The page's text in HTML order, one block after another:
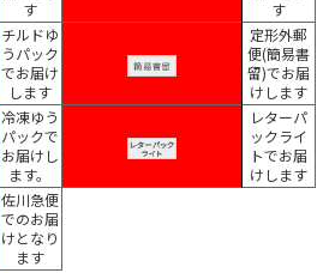
す
す
チルドゆ
うパック
でお届け
します
定形外郵
便(簡易書
留)でお届
けします
冷凍ゆう
パックで
お届けし
ます。
レターパ
ックライ
トでお届
けします
佐川急便
でのお届
けとなり
ます